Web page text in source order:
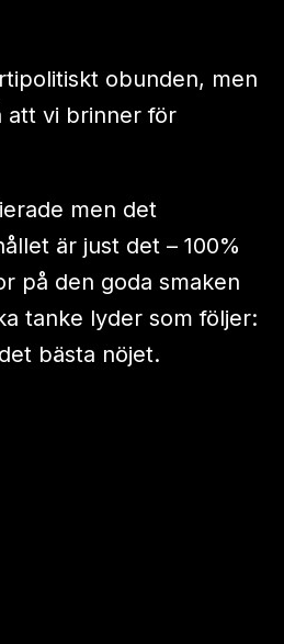
obunden, men
att vi brinner för
men det
är just det – 100%
på den goda smaken
tanke lyder som följer:
bästa nöjet.